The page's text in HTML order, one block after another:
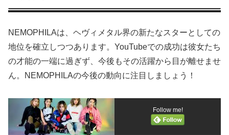
NEMOPHILAは、ヘヴィメタル界の新たなスターとしての
地位を確立しつつあります。YouTubeでの成功は彼女たち
の才能の一端に過ぎず、今後もその活躍から目が離せませ
ん。NEMOPHILAの今後の動向に注目しましょう！
Follow me!